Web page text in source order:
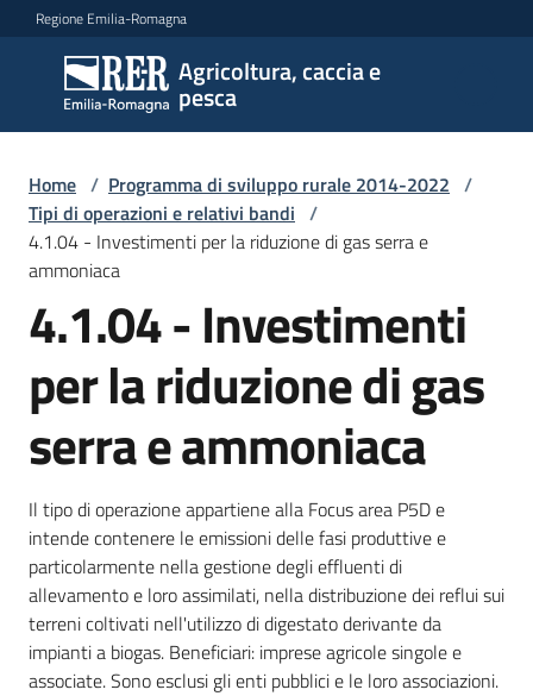
Vai al contenuto
Vai alla navigazione
Vai al footer
Regione Emilia-Romagna
Agricoltura, caccia e
pesca
Agricoltura,
caccia e
pesca
Argomenti
Novità
Servizi
Leggi
atti
bandi
Piani
programmi
progetti
Home / Programma di sviluppo rurale 2014-2022 /
Tipi di operazioni e relativi bandi /
4.1.04 - Investimenti per la riduzione di gas serra e
ammoniaca
4.1.04 - Investimenti
per la riduzione di gas
serra e ammoniaca
Il tipo di operazione appartiene alla Focus area P5D e
intende contenere le emissioni delle fasi produttive e
particolarmente nella gestione degli effluenti di
allevamento e loro assimilati, nella distribuzione dei reflui sui
terreni coltivati nell'utilizzo di digestato derivante da
impianti a biogas. Beneficiari: imprese agricole singole e
associate. Sono esclusi gli enti pubblici e le loro associazioni.